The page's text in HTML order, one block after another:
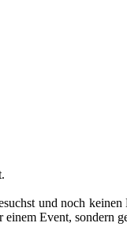
und noch
einem Event, sondern